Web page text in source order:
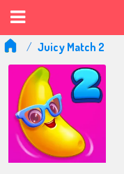
Juicy Match 2